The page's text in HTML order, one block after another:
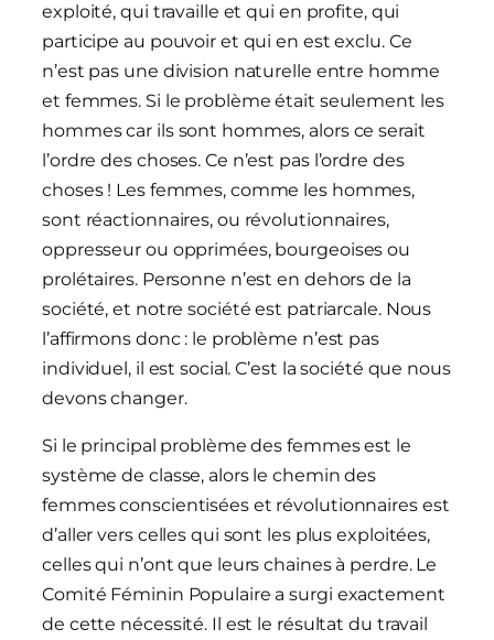
exploité, qui travaille et qui en profite, qui
participe au pouvoir et qui en est exclu. Ce
n’est pas une division naturelle entre homme
et femmes. Si le problème était seulement les
hommes car ils sont hommes, alors ce serait
l’ordre des choses. Ce n’est pas l’ordre des
choses ! Les femmes, comme les hommes,
sont réactionnaires, ou révolutionnaires,
oppresseur ou opprimées, bourgeoises ou
prolétaires. Personne n’est en dehors de la
société, et notre société est patriarcale. Nous
l’affirmons donc : le problème n’est pas
individuel, il est social. C’est la société que nous
devons changer.
Si le principal problème des femmes est le
système de classe, alors le chemin des
femmes conscientisées et révolutionnaires est
d’aller vers celles qui sont les plus exploitées,
celles qui n’ont que leurs chaines à perdre. Le
Comité Féminin Populaire a surgi exactement
de cette nécessité. Il est le résultat du travail